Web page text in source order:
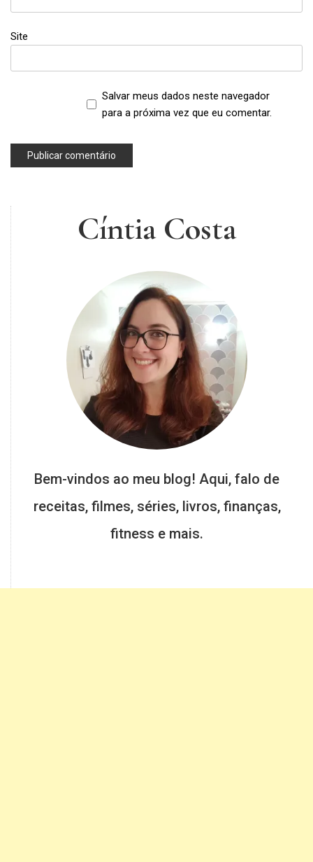
Site
Salvar meus dados neste navegador
para a próxima vez que eu comentar.
Cíntia Costa
Bem-vindos ao meu blog! Aqui, falo de
receitas, filmes, séries, livros, finanças,
fitness e mais.